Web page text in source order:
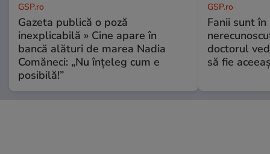
GSP.ro
Gazeta publică o poză
inexplicabilă » Cine apare în
bancă alături de marea Nadia
Comăneci: „Nu înțeleg cum e
posibilă!”
GSP.ro
Fanii sunt în
doctorul
să fie